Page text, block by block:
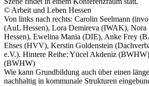
© Arbeit und Leben Hessen
Von links nach rechts: Carolin Seelmann
(AuL Hessen), Lora Demireva (IWAK),
Hessen), Ewelina Mania (DIE), Anke Frey
Ehses (HVV), Kerstin Goldenstein
e.V.). Hintere Reihe: Yücel Akdeniz
(BWHW)
Wie kann Grundbildung auch über einen
nachhaltig in kommunale Strukturen